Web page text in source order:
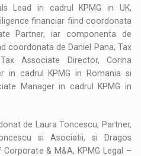
Lead in cadrul KPMG in UK,
financiar fiind coordonata
Partner, iar componenta de
coordonata de Daniel Pana, Tax
Associate Director, Corina
in cadrul KPMG in Romania si
Manager in cadrul KPMG in
de Laura Toncescu, Partner,
si Asociatii, si Dragos
& M&A, KPMG Legal –